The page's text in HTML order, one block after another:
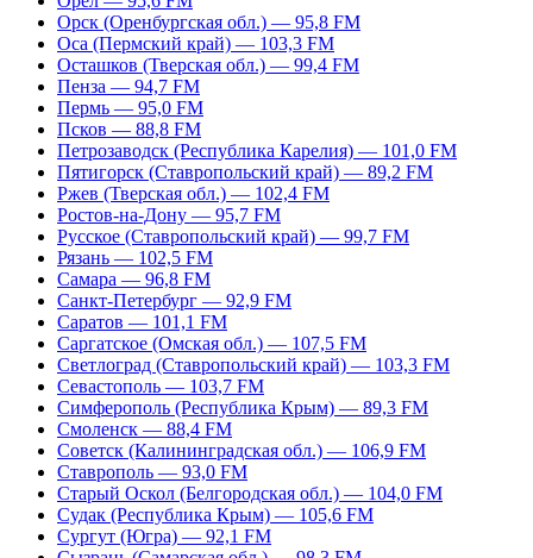
Орск (Оренбургская обл.) — 95,8 FM
Оса (Пермский край) — 103,3 FM
Осташков (Тверская обл.) — 99,4 FM
Пенза — 94,7 FM
Пермь — 95,0 FM
Псков — 88,8 FM
Петрозаводск (Республика Карелия) — 101,0 FM
Пятигорск (Ставропольский край) — 89,2 FM
Ржев (Тверская обл.) — 102,4 FM
Ростов-на-Дону — 95,7 FM
Русское (Ставропольский край) — 99,7 FM
Рязань — 102,5 FM
Самара — 96,8 FM
Санкт-Петербург — 92,9 FM
Саратов — 101,1 FM
Саргатское (Омская обл.) — 107,5 FM
Светлоград (Ставропольский край) — 103,3 FM
Севастополь — 103,7 FM
Симферополь (Республика Крым) — 89,3 FM
Смоленск — 88,4 FM
Советск (Калининградская обл.) — 106,9 FM
Ставрополь — 93,0 FM
Старый Оскол (Белгородская обл.) — 104,0 FM
Судак (Республика Крым) — 105,6 FM
Сургут (Югра) — 92,1 FM